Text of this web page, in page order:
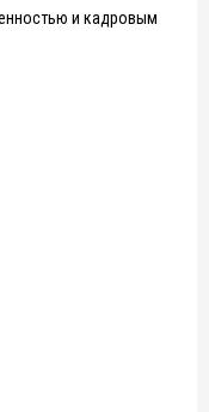
и кадровым